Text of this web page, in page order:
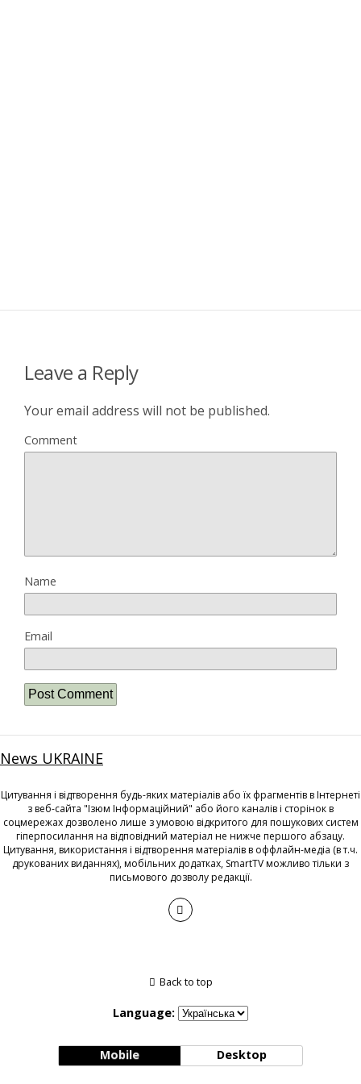
Leave a Reply
Your email address will not be published.
Comment
Name
Email
News UKRAINE
Цитування і відтворення будь-яких матеріалів або їх фрагментів в Інтернеті
з веб-сайта "Ізюм Інформаційний" або його каналів і сторінок в
соцмережах дозволено лише з умовою відкритого для пошукових систем
гіперпосилання на відповідний матеріал не нижче першого абзацу.
Цитування, використання і відтворення матеріалів в оффлайн-медіа (в т.ч.
друкованих виданнях), мобільних додатках, SmartTV можливо тільки з
письмового дозволу редакції.
Back to top
Language:
Mobile Desktop